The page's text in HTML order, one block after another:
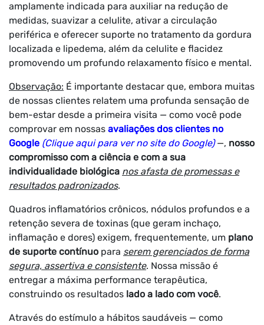
amplamente indicada para auxiliar na redução de
medidas, suavizar a celulite, ativar a circulação
periférica e oferecer suporte no tratamento da gordura
localizada e lipedema, além da celulite e flacidez
promovendo um profundo relaxamento físico e mental.
Observação: É importante destacar que, embora muitas
de nossas clientes relatem uma profunda sensação de
bem-estar desde a primeira visita — como você pode
comprovar em nossas avaliações dos clientes no
Google (Clique aqui para ver no site do Google)—, nosso
compromisso com a ciência e com a sua
individualidade biológica nos afasta de promessas e
resultados padronizados.
Quadros inflamatórios crônicos, nódulos profundos e a
retenção severa de toxinas (que geram inchaço,
inflamação e dores) exigem, frequentemente, um plano
de suporte contínuo para serem gerenciados de forma
segura, assertiva e consistente. Nossa missão é
entregar a máxima performance terapêutica,
construindo os resultados lado a lado com você.
Através do estímulo a hábitos saudáveis — como